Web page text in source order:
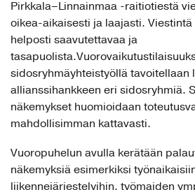
Pirkkala–Linnainmaa -raitiotiestä
oikea-aikaisesti ja laajasti.
helposti saavutettavaa ja
sidosryhmäyhteistyöllä tavoitellaan
allianssihankkeen eri sidosryhmiä.
näkemykset huomioidaan
mahdollisimman kattavasti.
Vuoropuhelun avulla kerätään
näkemyksiä esimerkiksi
liikennejärjestelyihin, työmaiden